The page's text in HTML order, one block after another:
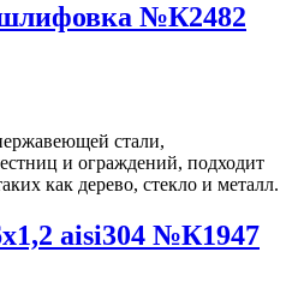
шлифовка №К2482
aisi304 №К1947